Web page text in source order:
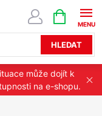
HLEDAT
NÁKUPNÍ
KOŠÍK
může dojít k
na e-shopu.